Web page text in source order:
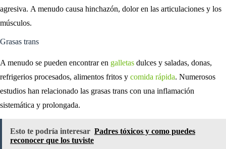
agresiva. A menudo causa hinchazón, dolor en las articulaciones y los
músculos.
Grasas trans
A menudo se pueden encontrar en galletas dulces y saladas, donas,
refrigerios procesados, alimentos fritos y comida rápida. Numerosos
estudios han relacionado las grasas trans con una inflamación
sistemática y prolongada.
Esto te podría interesar Padres tóxicos y como puedes
reconocer que los tuviste